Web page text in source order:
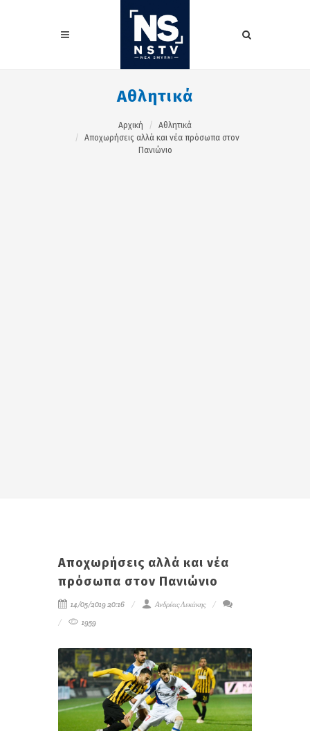
Αθλητικά
Αρχική
Αθλητικά
Αποχωρήσεις αλλά και νέα πρόσωπα στον
Πανιώνιο
Αποχωρήσεις αλλά και νέα
πρόσωπα στον Πανιώνιο
14/05/2019 20:16
Ανδρέας Λεκάκης
1959